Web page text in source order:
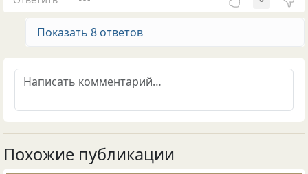
Показать 8 ответов
Похожие публикации